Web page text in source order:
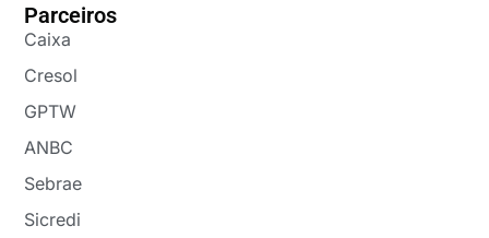
Parceiros
Caixa
Cresol
GPTW
ANBC
Sebrae
Sicredi